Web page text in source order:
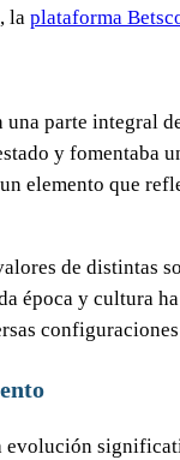
la plataforma
parte integral
y fomentaba
elemento que
de distintas
época y cultura